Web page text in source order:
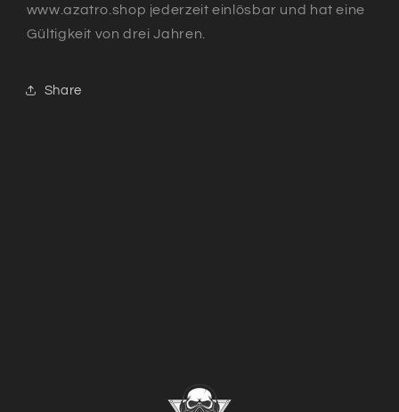
www.azatro.shop jederzeit einlösbar und hat eine
Gültigkeit von drei Jahren.
Share